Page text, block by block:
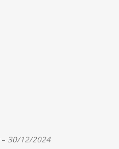
– 30/12/2024